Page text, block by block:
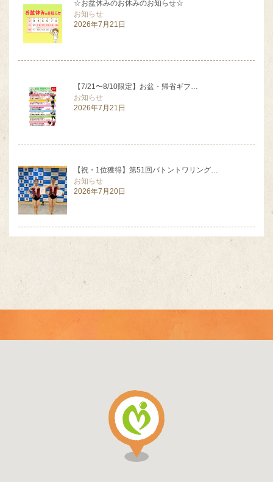
☆お盆休みのお休みのお知らせ☆
お知らせ
2026年7月21日
【7/21〜8/10限定】お盆・帰省ギフ…
お知らせ
2026年7月21日
【祝・1位獲得】第51回バトントワリング…
お知らせ
2026年7月20日